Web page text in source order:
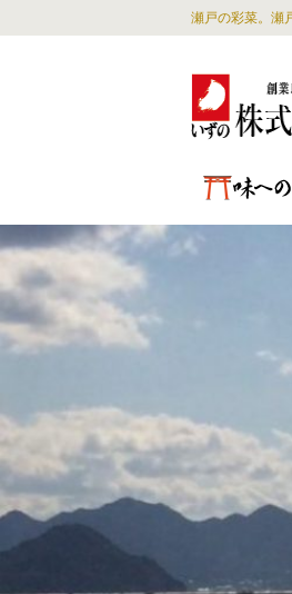
瀬戸の彩菜。瀬